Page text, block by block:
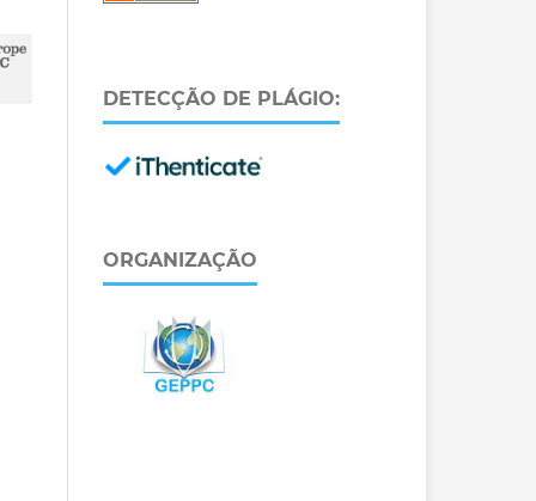
DETECÇÃO DE PLÁGIO:
ORGANIZAÇÃO